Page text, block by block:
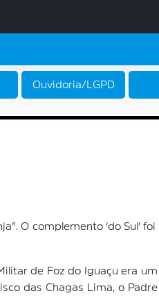
Ouvidoria/LGPD
O complemento ‘do Sul’
de Foz do Iguaçu era
das Chagas Lima, o